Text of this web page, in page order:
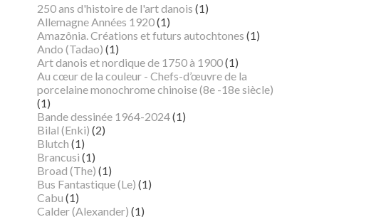
250 ans d'histoire de l'art danois (1)
Allemagne Années 1920(1)
Amazônia. Créations et futurs autochtones (1)
Ando (Tadao) (1)
Art danois et nordique de 1750 à 1900(1)
Au cœur de la couleur - Chefs-d’œuvre de la
porcelaine monochrome chinoise (8e -18e siècle)
(1)
Bande dessinée 1964-2024(1)
Bilal (Enki) (2)
Blutch (1)
Brancusi (1)
Broad (The) (1)
Bus Fantastique (Le) (1)
Cabu (1)
Calder (Alexander) (1)